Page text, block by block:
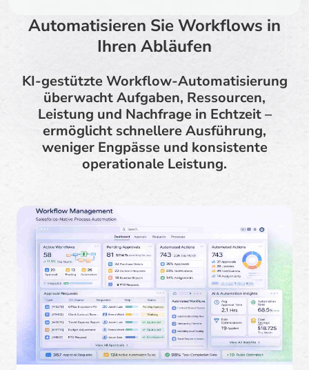
Automatisieren Sie Workflows in
Ihren Abläufen
KI-gestützte Workflow-Automatisierung
überwacht Aufgaben, Ressourcen,
Leistung und Nachfrage in Echtzeit –
ermöglicht schnellere Ausführung,
weniger Engpässe und konsistente
operationale Leistung.